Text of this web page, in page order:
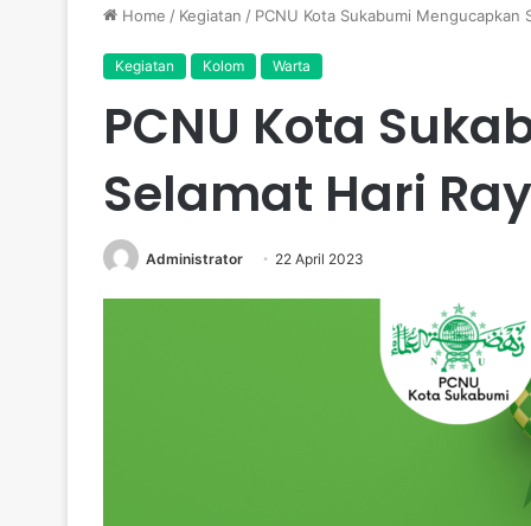
Home / Kegiatan / PCNU Kota Sukabumi Mengucapkan
Kegiatan Kolom Warta
PCNU Kota
Selamat Hari
Administrator 22 April 2023